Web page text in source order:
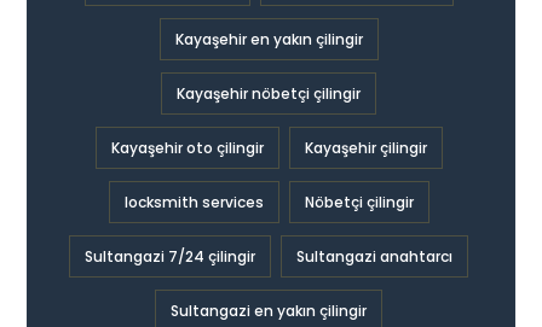
Kayaşehir en yakın çilingir
Kayaşehir nöbetçi çilingir
Kayaşehir oto çilingir Kayaşehir çilingir
locksmith services Nöbetçi çilingir
Sultangazi 7/24 çilingir Sultangazi anahtarcı
Sultangazi en yakın çilingir